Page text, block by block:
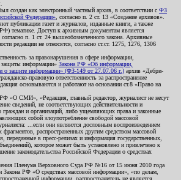
создан как электронный частный архив, в соответствии с ФЗ
Федерации» , согласно п. 2 ст. 13 «Создание архивов».
публикации газет и журналов, изданные книги, а также
тематике. Доступ к архивным документам является
п. 1 ст. 24 вышеобозначенного закона. Архивные
редакции не относятся, согласно ст.ст. 1275, 1276, 1306
за правонарушения в сфере информации,
защиты информации» Закона РФ «Об информации,
о защите информации» (ФЗ-149 от 27.07.06 г.) архив «Дебри-
правовую ответственность за распространение
основываются и работают на основании ст.8 «Право на
РФ «О СМИ», «Редакция, главный редактор, журналист не несут
сведений, не соответствующих действительности и
граждан и организаций, либо ущемляющих права и законные
собой злоупотребление свободой массовой
...если они являются дословным воспроизведением
распространенных другим средством массовой
переданные в пресс-релизах и информация государственных,
которое может быть установлено и привлечено к
законодательства Российской Федерации о средствах
Пленума Верховного Суда РФ №16 от 15 июня 2010 года
Закона РФ «О средствах массовой информации», «по делам,
информации, распространитель не является